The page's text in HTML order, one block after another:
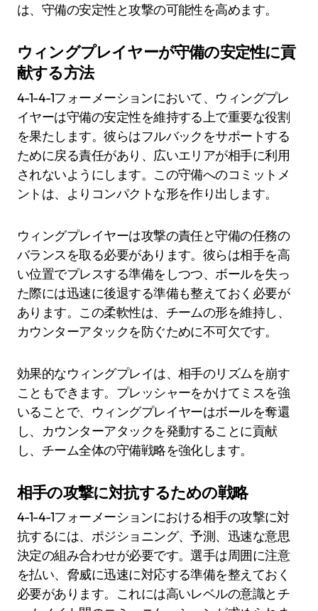
は、守備の安定性と攻撃の可能性を高めます。
ウィングプレイヤーが守備の安定性に貢
献する方法
4-1-4-1フォーメーションにおいて、ウィングプレ
イヤーは守備の安定性を維持する上で重要な役割
を果たします。彼らはフルバックをサポートする
ために戻る責任があり、広いエリアが相手に利用
されないようにします。この守備へのコミットメ
ントは、よりコンパクトな形を作り出します。
ウィングプレイヤーは攻撃の責任と守備の任務の
バランスを取る必要があります。彼らは相手を高
い位置でプレスする準備をしつつ、ボールを失っ
た際には迅速に後退する準備も整えておく必要が
あります。この柔軟性は、チームの形を維持し、
カウンターアタックを防ぐために不可欠です。
効果的なウィングプレイは、相手のリズムを崩す
こともできます。プレッシャーをかけてミスを強
いることで、ウィングプレイヤーはボールを奪還
し、カウンターアタックを発動することに貢献
し、チーム全体の守備戦略を強化します。
相手の攻撃に対抗するための戦略
4-1-4-1フォーメーションにおける相手の攻撃に対
抗するには、ポジショニング、予測、迅速な意思
決定の組み合わせが必要です。選手は周囲に注意
を払い、脅威に迅速に対応する準備を整えておく
必要があります。これには高いレベルの意識とチ